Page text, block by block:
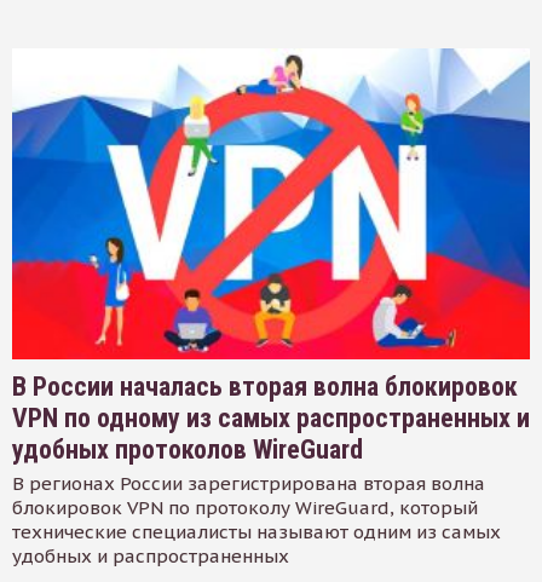
В России началась вторая волна блокировок
VPN по одному из самых распространенных и
удобных протоколов WireGuard
В регионах России зарегистрирована вторая волна
блокировок VPN по протоколу WireGuard, который
технические специалисты называют одним из самых
удобных и распространенных